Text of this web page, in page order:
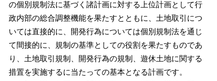
の個別規制法に基づく諸計画に対する上位計画として行
政内部の総合調整機能を果たすとともに、土地取引につ
いては直接的に、開発行為については個別規制法を通じ
て間接的に、規制の基準としての役割を果たすものであ
り、土地取引規制、開発行為の規制、遊休土地に関する
措置を実施するに当たっての基本となる計画です。